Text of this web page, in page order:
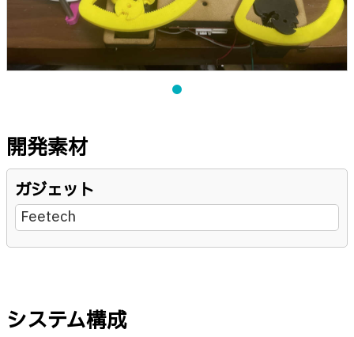
開発素材
ガジェット
Feetech
システム構成